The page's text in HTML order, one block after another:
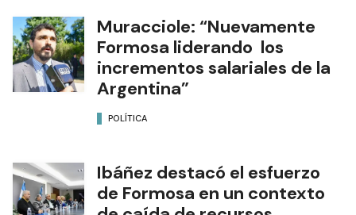
Muracciole: “Nuevamente
Formosa liderando los
incrementos salariales de la
Argentina”
POLÍTICA
Ibáñez destacó el esfuerzo
de Formosa en un contexto